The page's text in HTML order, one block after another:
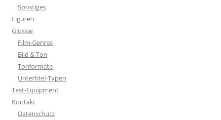
Sonstiges
Figuren
Glossar
Film-Genres
Bild & Ton
Tonformate
Untertitel-Typen
Test-Equipment
Kontakt
Datenschutz